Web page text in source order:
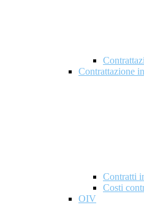
Contrattazione
Contratti
Costi
OIV